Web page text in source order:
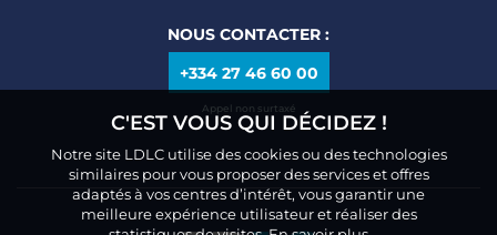
NOUS CONTACTER :
+334 27 46 60 00
Appel non surtaxé
C'EST VOUS QUI DÉCIDEZ !
Notre site LDLC utilise des cookies ou des technologies
similaires pour vous proposer des services et offres
adaptés à vos centres d’intérêt, vous garantir une
meilleure expérience utilisateur et réaliser des